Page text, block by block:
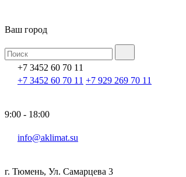
Ваш город
+7 3452 60 70 11
+7 3452 60 70 11 +7 929 269 70 11
9:00 - 18:00
info@aklimat.su
г. Тюмень, Ул. Самарцева 3